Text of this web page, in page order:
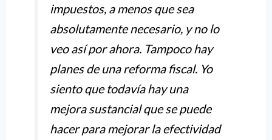
impuestos, a menos que sea
absolutamente necesario, y no lo
veo así por ahora. Tampoco hay
planes de una reforma fiscal. Yo
siento que todavía hay una
mejora sustancial que se puede
hacer para mejorar la efectividad